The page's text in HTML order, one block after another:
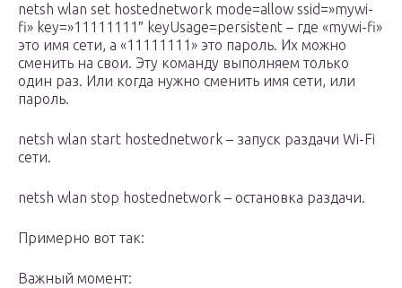
netsh wlan set hostednetwork mode=allow ssid=»mywi-
fi» key=»11111111″ keyUsage=persistent – где «mywi-fi»
это имя сети, а «11111111» это пароль. Их можно
сменить на свои. Эту команду выполняем только
один раз. Или когда нужно сменить имя сети, или
пароль.
netsh wlan start hostednetwork – запуск раздачи Wi-Fi
сети.
netsh wlan stop hostednetwork – остановка раздачи.
Примерно вот так:
Важный момент: